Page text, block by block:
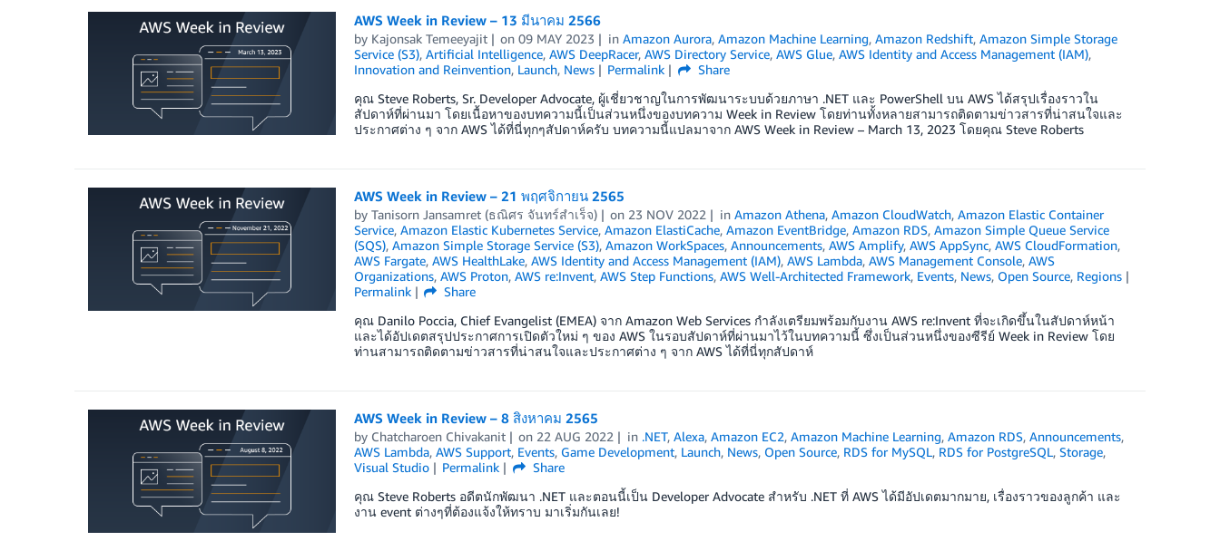
AWS Week in Review – 13 มีนาคม 2566
by Kajonsak Temeeyajit on09 MAY 2023 inAmazon Aurora,Amazon Machine Learning,Amazon Redshift,Amazon Simple Storage
Service (S3), Artificial Intelligence, AWS DeepRacer, AWS Directory Service, AWS Glue, AWS Identity and Access Management (IAM),
Innovation and Reinvention, Launch, News Permalink
Share
คุณ Steve Roberts, Sr. Developer Advocate, ผู้เชี่ยวชาญในการพัฒนาระบบด้วยภาษา .NET และ PowerShell บน AWS ได้สรุปเรื่องราวใน
สัปดาห์ที่ผ่านมา โดยเนื้อหาของบทความนี้เป็นส่วนหนึ่งของบทความ Week in Review โดยท่านทั้งหลายสามารถติดตามข่าวสารที่น่าสนใจและ
ประกาศต่าง ๆ จาก AWS ได้ที่นี่ทุกๆสัปดาห์ครับ บทความนี้แปลมาจาก AWS Week in Review – March 13, 2023 โดยคุณ Steve Roberts
AWS Week in Review – 21 พฤศจิกายน 2565
by Tanisorn Jansamret (ธณิศร จันทร์สำเร็จ) on 23 NOV 2022 inAmazon Athena,Amazon CloudWatch,Amazon Elastic Container
Service, Amazon Elastic Kubernetes Service, Amazon ElastiCache, Amazon EventBridge, Amazon RDS, Amazon Simple Queue Service
(SQS), Amazon Simple Storage Service (S3), Amazon WorkSpaces, Announcements, AWS Amplify, AWS AppSync, AWS CloudFormation,
AWS Fargate, AWS HealthLake, AWS Identity and Access Management (IAM), AWS Lambda, AWS Management Console, AWS
Organizations, AWS Proton, AWS re:Invent, AWS Step Functions, AWS Well-Architected Framework, Events, News, Open Source, Regions
Permalink
Share
คุณ Danilo Poccia, Chief Evangelist (EMEA) จาก Amazon Web Services กำลังเตรียมพร้อมกับงาน AWS re:Invent ที่จะเกิดขึ้นในสัปดาห์หน้า
และได้อัปเดตสรุปประกาศการเปิดตัวใหม่ ๆ ของ AWS ในรอบสัปดาห์ที่ผ่านมาไว้ในบทความนี้ ซึ่งเป็นส่วนหนึ่งของซีรีย์ Week in Review โดย
ท่านสามารถติดตามข่าวสารที่น่าสนใจและประกาศต่าง ๆ จาก AWS ได้ที่นี่ทุกสัปดาห์
AWS Week in Review – 8 สิงหาคม 2565
by Chatcharoen Chivakanit on 22 AUG 2022 in .NET,Alexa,Amazon EC2,Amazon Machine Learning,Amazon RDS,Announcements,
AWS Lambda, AWS Support, Events, Game Development, Launch, News, Open Source, RDS for MySQL, RDS for PostgreSQL, Storage,
Visual Studio
Permalink
Share
คุณ Steve Roberts อดีตนักพัฒนา .NET และตอนนี้เป็น Developer Advocate สำหรับ .NET ที่ AWS ได้มีอัปเดตมากมาย, เรื่องราวของลูกค้า และ
งาน event ต่างๆที่ต้องแจ้งให้ทราบ มาเริ่มกันเลย!